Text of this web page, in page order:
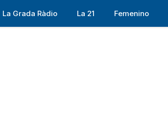
La Grada Ràdio La 21 Femenino